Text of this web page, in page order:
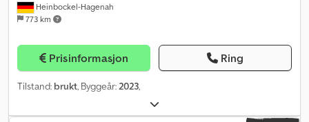
Heinbockel-Hagenah
773 km
Prisinformasjon Ring
Tilstand: brukt, Byggeår: 2023,